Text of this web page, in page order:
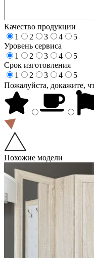
Качество продукции
1
2 3 4
5
Уровень сервиса
1
2 3 4
5
Срок изготовления
1
2 3 4
5
Пожалуйста, докажите,
Похожие модели